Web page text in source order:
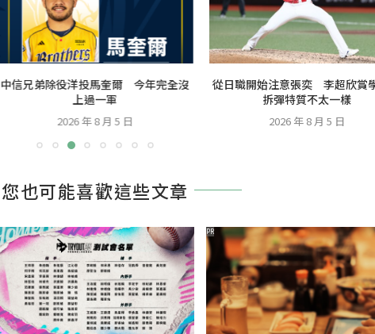
中信兄弟除役洋投馬奎爾 今年完全沒
上過一軍
2026 年 8 月 5 日
從日職開始注意張奕 李超欣賞
拆彈特質不太一樣
2026 年 8 月 5 日
您也可能喜歡這些文章
PR